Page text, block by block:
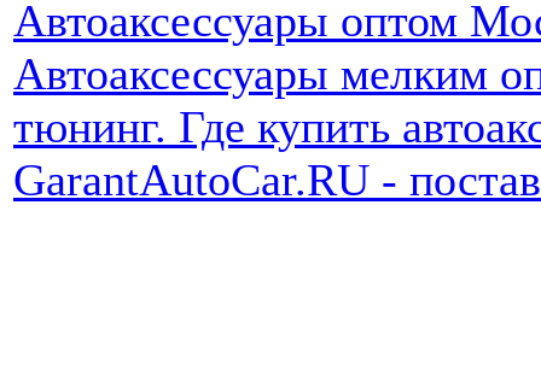
Автоаксессуары оптом
Автоаксессуары мелким
тюнинг. Где купить
GarantAutoCar.RU -